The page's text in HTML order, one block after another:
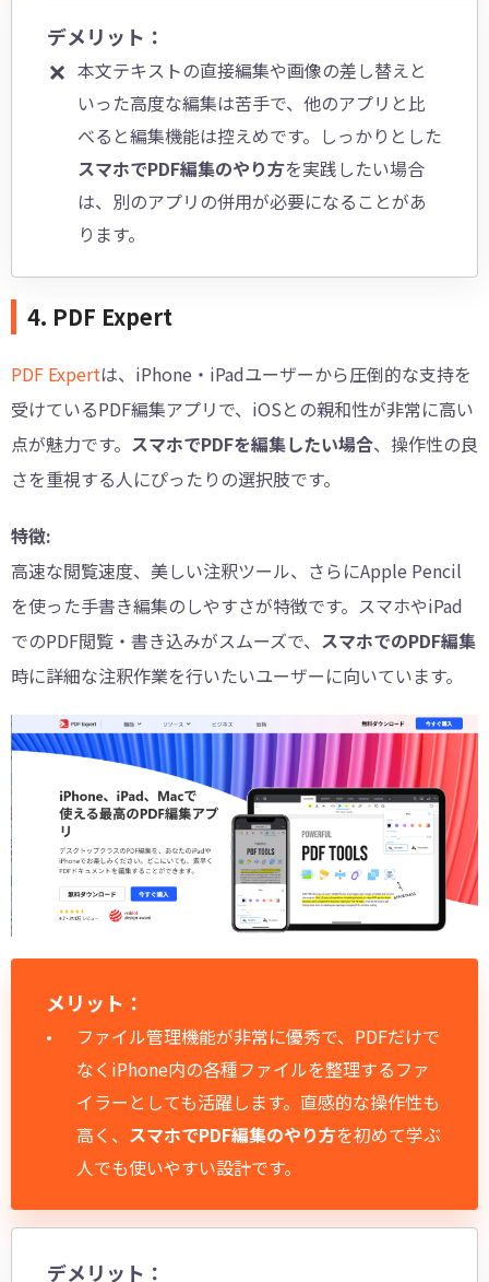
デメリット：
本文テキストの直接編集や画像の差し替えと
いった高度な編集は苦手で、他のアプリと比
べると編集機能は控えめです。しっかりとした
スマホでPDF編集のやり方を実践したい場合
は、別のアプリの併用が必要になることがあ
ります。
4. PDF Expert
PDF Expertは、iPhone・iPadユーザーから圧倒的な支持を
受けているPDF編集アプリで、iOSとの親和性が非常に高い
点が魅力です。 スマホでPDFを編集したい場合、操作性の良
さを重視する人にぴったりの選択肢です。
特徴:
高速な閲覧速度、美しい注釈ツール、さらにApple Pencil
を使った手書き編集のしやすさが特徴です。スマホやiPad
でのPDF閲覧・書き込みがスムーズで、 スマホでのPDF編集
時に詳細な注釈作業を行いたいユーザーに向いています。
メリット：
ファイル管理機能が非常に優秀で、PDFだけで
なくiPhone内の各種ファイルを整理するファ
イラーとしても活躍します。直感的な操作性も
高く、 スマホでPDF編集のやり方を初めて学ぶ
人でも使いやすい設計です。
デメリット：